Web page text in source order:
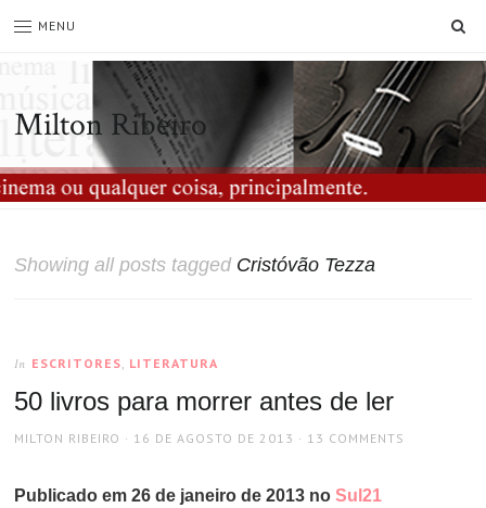
MENU
Milton Ribeiro
Showing all posts tagged Cristóvão Tezza
In ESCRITORES, LITERATURA
50 livros para morrer antes de ler
AUTHOR
MILTON RIBEIRO
POSTED
16 DE AGOSTO DE 2013 13 COMMENTS
Publicado em 26 de janeiro de 2013 noSul21